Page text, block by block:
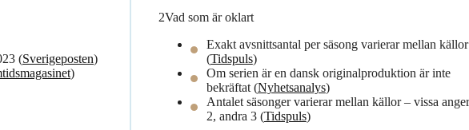
(Sverigeposten)
)
2Vad som är oklart
Exakt avsnittsantal per säsong varierar mellan källor
(Tidspuls)
Om serien är en dansk originalproduktion är inte
bekräftat (Nyhetsanalys)
Antalet säsonger varierar mellan källor – vissa anger
2, andra 3 (Tidspuls)